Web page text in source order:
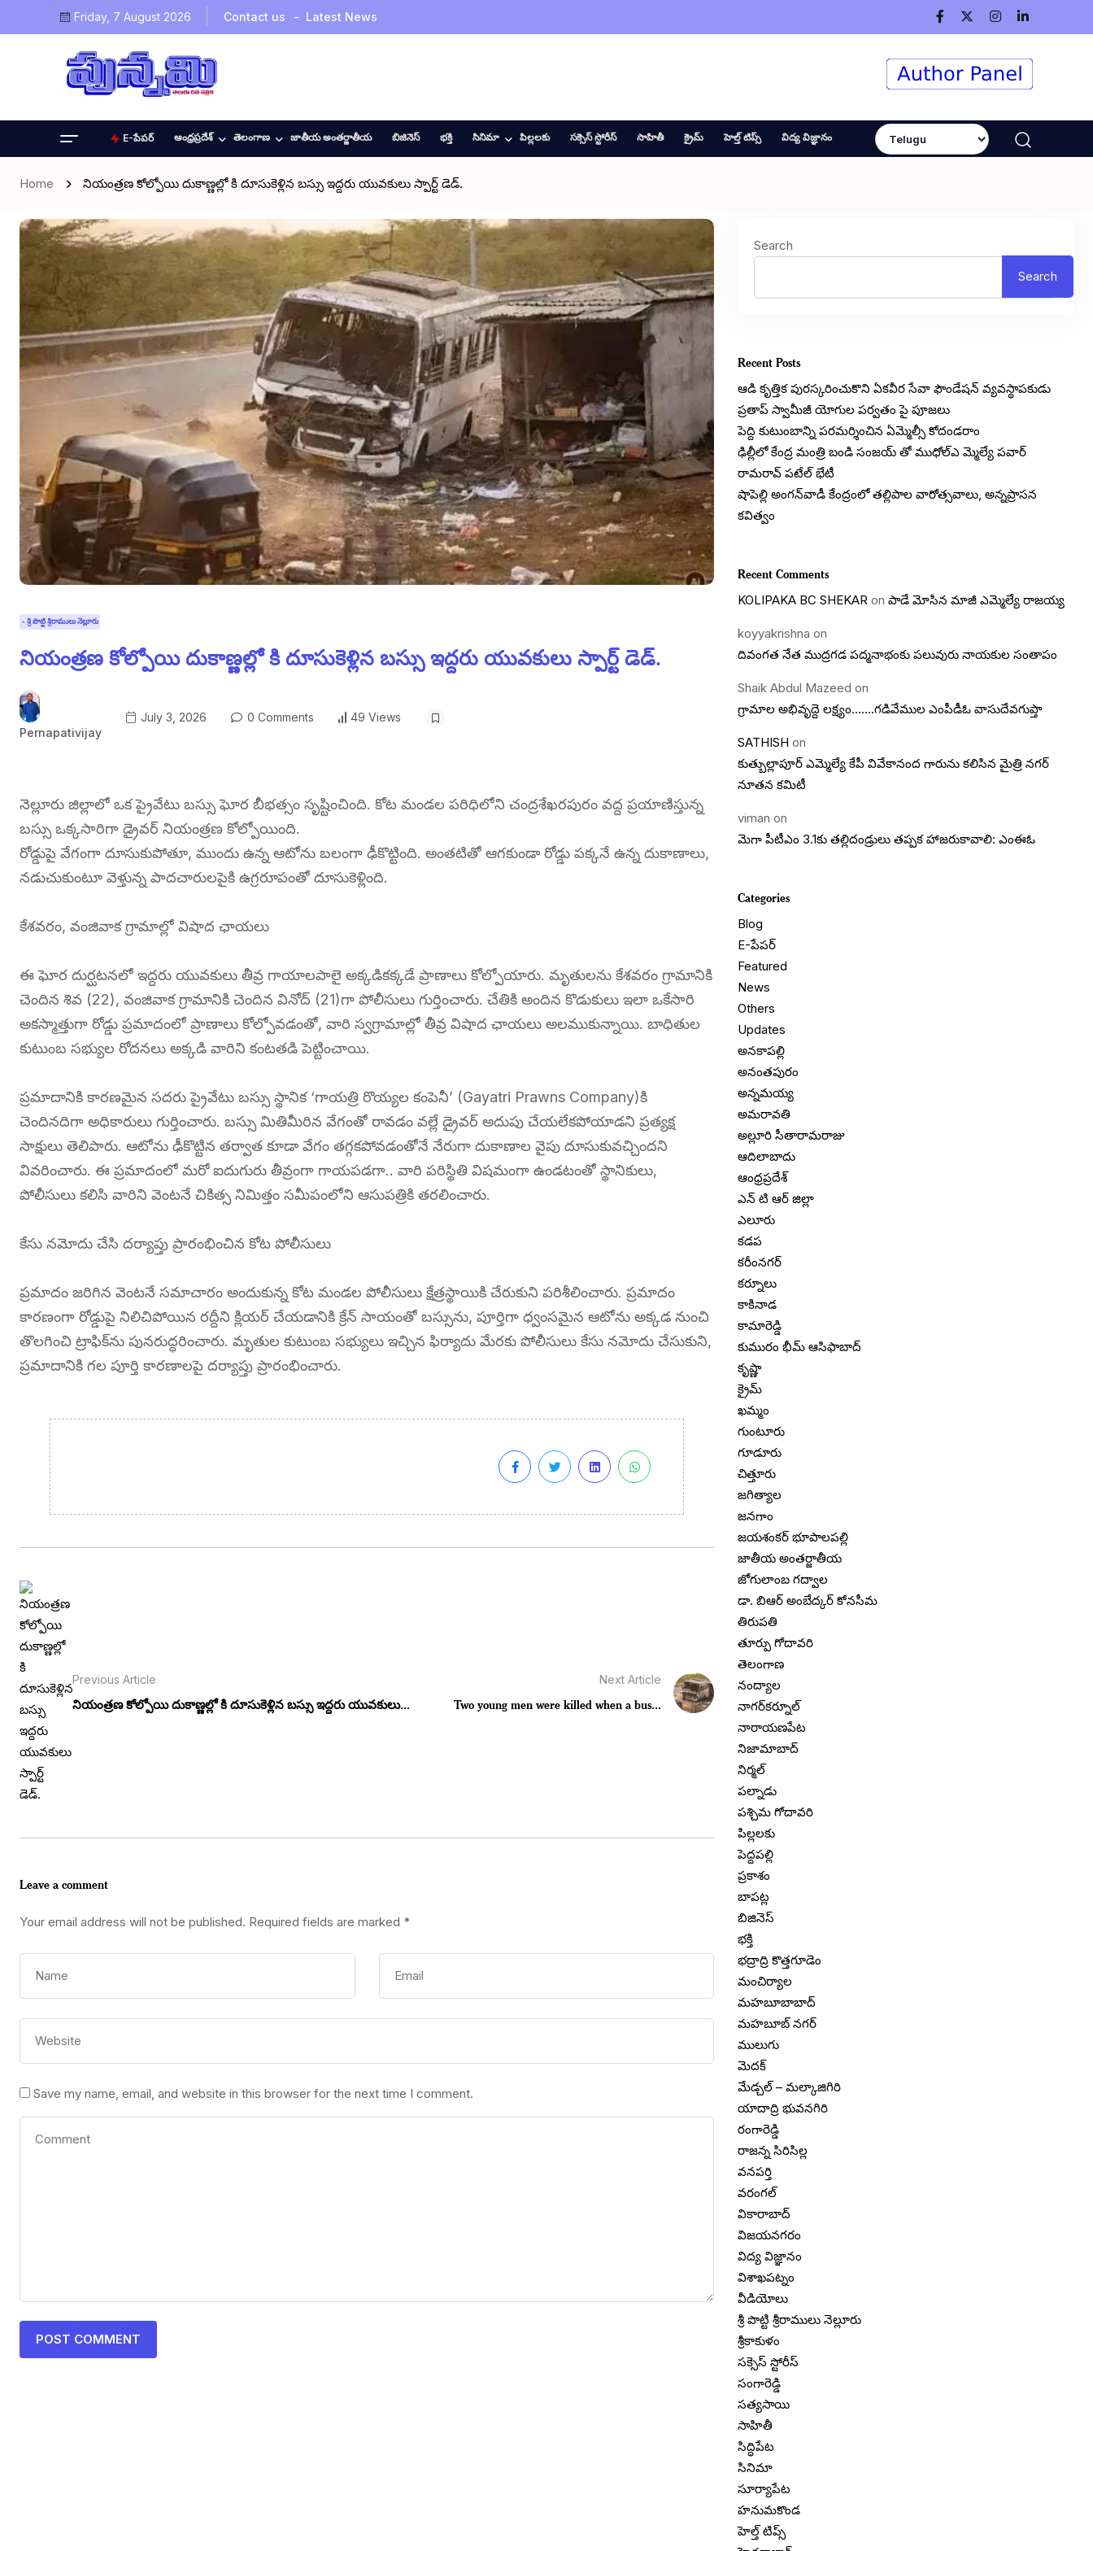
Friday, 7 August 2026 Contact us Latest News
E-పేపర్ ఆంధ్రప్రదేశ్ తెలంగాణ జాతీయ అంతర్జాతీయ బిజినెస్ భక్తి సినిమా పిల్లలకు సక్సెస్ స్టోరీస్ సాహితీ క్రైమ్ హెల్త్ టిప్స్ విద్య విజ్ఞానం
Home నియంత్రణ కోల్పోయి దుకాణ్ణల్లో కి దూసుకెళ్లిన బస్సు ఇద్దరు యువకులు స్పార్ట్ డెడ్.
- శ్రీ పొట్టి శ్రీరాములు నెల్లూరు
నియంత్రణ కోల్పోయి దుకాణ్ణల్లో కి దూసుకెళ్లిన బస్సు ఇద్దరు యువకులు స్పార్ట్ డెడ్.
Pernapativijay
July 3, 2026 0 Comments 49 Views
నెల్లూరు జిల్లాలో ఒక ప్రైవేటు బస్సు ఘోర బీభత్సం సృష్టించింది. కోట మండల పరిధిలోని చంద్రశేఖరపురం వద్ద ప్రయాణిస్తున్న
బస్సు ఒక్కసారిగా డ్రైవర్ నియంత్రణ కోల్పోయింది.
రోడ్డుపై వేగంగా దూసుకుపోతూ, ముందు ఉన్న ఆటోను బలంగా ఢీకొట్టింది. అంతటితో ఆగకుండా రోడ్డు పక్కనే ఉన్న దుకాణాలు,
నడుచుకుంటూ వెళ్తున్న పాదచారులపైకి ఉగ్రరూపంతో దూసుకెళ్లింది.
కేశవరం, వంజివాక గ్రామాల్లో విషాద ఛాయలు
ఈ ఘోర దుర్ఘటనలో ఇద్దరు యువకులు తీవ్ర గాయాలపాలై అక్కడికక్కడే ప్రాణాలు కోల్పోయారు. మృతులను కేశవరం గ్రామానికి
చెందిన శివ (22), వంజివాక గ్రామానికి చెందిన వినోద్ (21)గా పోలీసులు గుర్తించారు. చేతికి అందిన కొడుకులు ఇలా ఒకేసారి
అకస్మాత్తుగా రోడ్డు ప్రమాదంలో ప్రాణాలు కోల్పోవడంతో, వారి స్వగ్రామాల్లో తీవ్ర విషాద ఛాయలు అలముకున్నాయి. బాధితుల
కుటుంబ సభ్యుల రోదనలు అక్కడి వారిని కంటతడి పెట్టించాయి.
ప్రమాదానికి కారణమైన సదరు ప్రైవేటు బస్సు స్థానిక ‘గాయత్రి రొయ్యల కంపెనీ’ (Gayatri Prawns Company)కి
చెందినదిగా అధికారులు గుర్తించారు. బస్సు మితిమీరిన వేగంతో రావడం వల్లే డ్రైవర్ అదుపు చేయలేకపోయాడని ప్రత్యక్ష
సాక్షులు తెలిపారు. ఆటోను ఢీకొట్టిన తర్వాత కూడా వేగం తగ్గకపోవడంతోనే నేరుగా దుకాణాల వైపు దూసుకువచ్చిందని
వివరించారు. ఈ ప్రమాదంలో మరో ఐదుగురు తీవ్రంగా గాయపడగా.. వారి పరిస్థితి విషమంగా ఉండటంతో స్థానికులు,
పోలీసులు కలిసి వారిని వెంటనే చికిత్స నిమిత్తం సమీపంలోని ఆసుపత్రికి తరలించారు.
కేసు నమోదు చేసి దర్యాప్తు ప్రారంభించిన కోట పోలీసులు
ప్రమాదం జరిగిన వెంటనే సమాచారం అందుకున్న కోట మండల పోలీసులు క్షేత్రస్థాయికి చేరుకుని పరిశీలించారు. ప్రమాదం
కారణంగా రోడ్డుపై నిలిచిపోయిన రద్దీని క్లియర్ చేయడానికి క్రేన్ సాయంతో బస్సును, పూర్తిగా ధ్వంసమైన ఆటోను అక్కడ నుంచి
తొలగించి ట్రాఫిక్‌ను పునరుద్ధరించారు. మృతుల కుటుంబ సభ్యులు ఇచ్చిన ఫిర్యాదు మేరకు పోలీసులు కేసు నమోదు చేసుకుని,
ప్రమాదానికి గల పూర్తి కారణాలపై దర్యాప్తు ప్రారంభించారు.
Previous Article
నియంత్రణ కోల్పోయి దుకాణ్ణల్లో కి దూసుకెళ్లిన బస్సు ఇద్దరు యువకులు...
Next Article
Two young men were killed when a bus...
Leave a comment
Your email address will not be published. Required fields are marked *
Save my name, email, and website in this browser for the next time I comment.
Search
Search
Recent Posts
ఆడి కృత్తిక పురస్కరించుకొని ఏకవీర సేవా ఫౌండేషన్ వ్యవస్థాపకుడు
ప్రతాప్ స్వామీజీ యోగుల పర్వతం పై పూజలు
పెద్ది కుటుంబాన్ని పరమర్శించిన ఏమ్మెల్సీ కోదండరాం
ఢిల్లీలో కేంద్ర మంత్రి బండి సంజయ్ తో ముధోల్ఎ మ్మెల్యే పవార్
రామరావ్ పటేల్ భేటీ
షాపెల్లి అంగన్‌వాడీ కేంద్రంలో తల్లిపాల వారోత్సవాలు, అన్నప్రాసన
కవిత్వం
Recent Comments
KOLIPAKA BC SHEKAR onపాడే మోసిన మాజీ ఎమ్మెల్యే రాజయ్య
koyyakrishna on
దివంగత నేత ముద్రగడ పద్మనాభంకు పలువురు నాయకుల సంతాపం
Shaik Abdul Mazeed on
గ్రామాల అభివృద్దె లక్ష్యం…….గడివేముల ఎంపీడీఓ వాసుదేవగుప్తా
SATHISH on
కుత్బుల్లాపూర్ ఎమ్మెల్యే కేపీ వివేకానంద గారును కలిసిన మైత్రి నగర్
నూతన కమిటీ
viman on
మెగా పీటీఎం 3.1కు తల్లిదండ్రులు తప్పక హాజరుకావాలి: ఎంఈఓ
Categories
Blog
E-పేపర్
Featured
News
Others
Updates
అనకాపల్లి
అనంతపురం
అన్నమయ్య
అమరావతి
అల్లూరి సీతారామరాజు
ఆదిలాబాదు
ఆంధ్రప్రదేశ్
ఎన్ టి ఆర్ జిల్లా
ఎలూరు
కడప
కరీంనగర్
కర్నూలు
కాకినాడ
కామారెడ్డి
కుమురం భీమ్ ఆసిఫాబాద్
కృష్ణా
క్రైమ్
ఖమ్మం
గుంటూరు
గూడూరు
చిత్తూరు
జగిత్యాల
జనగాం
జయశంకర్ భూపాలపల్లి
జాతీయ అంతర్జాతీయ
జోగులాంబ గద్వాల
డా. బిఆర్ అంబేద్కర్ కోనసీమ
తిరుపతి
తూర్పు గోదావరి
తెలంగాణ
నంద్యాల
నాగర్‌కర్నూల్
నారాయణపేట
నిజామాబాద్
నిర్మల్
పల్నాడు
పశ్చిమ గోదావరి
పిల్లలకు
పెద్దపల్లి
ప్రకాశం
బాపట్ల
బిజినెస్
భక్తి
భద్రాద్రి కొత్తగూడెం
మంచిర్యాల
మహబూబాబాద్
మహబూబ్ నగర్
ములుగు
మెదక్
మేడ్చల్ – మల్కాజిగిరి
యాదాద్రి భువనగిరి
రంగారెడ్డి
రాజన్న సిరిసిల్ల
వనపర్తి
వరంగల్
వికారాబాద్
విజయనగరం
విద్య విజ్ఞానం
విశాఖపట్నం
వీడియోలు
శ్రీ పొట్టి శ్రీరాములు నెల్లూరు
శ్రీకాకుళం
సక్సెస్ స్టోరీస్
సంగారెడ్డి
సత్యసాయి
సాహితీ
సిద్ధిపేట
సినిమా
సూర్యాపేట
హనుమకొండ
హెల్త్ టిప్స్